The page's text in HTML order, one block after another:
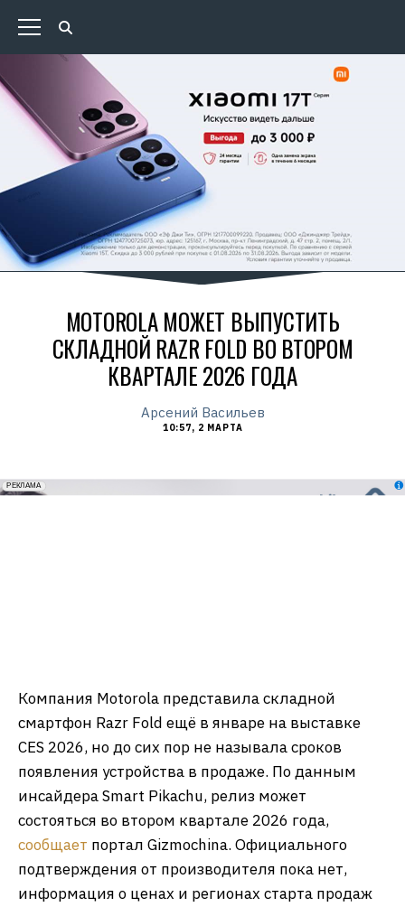
MOTOROLA МОЖЕТ ВЫПУСТИТЬ
СКЛАДНОЙ RAZR FOLD ВО ВТОРОМ
КВАРТАЛЕ 2026 ГОДА
Арсений Васильев
10:57, 2 МАРТА
erid: 2VfnxxmNzs5
РЕКЛАМА
Компания Motorola представила складной
смартфон Razr Fold ещё в январе на выставке
CES 2026, но до сих пор не называла сроков
появления устройства в продаже. По данным
инсайдера Smart Pikachu, релиз может
состояться во втором квартале 2026 года,
сообщает портал Gizmochina. Официального
подтверждения от производителя пока нет,
информация о ценах и регионах старта продаж